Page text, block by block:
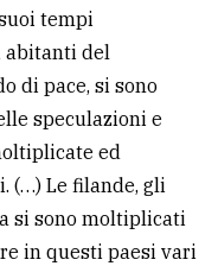
tempi
abitanti del
di pace, si sono
speculazioni e
ed
(…) Le filande, gli
si sono moltiplicati
in questi paesi vari